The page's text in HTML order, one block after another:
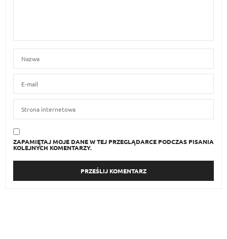
ZAPAMIĘTAJ MOJE DANE W TEJ PRZEGLĄDARCE PODCZAS PISANIA
KOLEJNYCH KOMENTARZY.